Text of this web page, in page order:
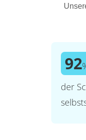
92
der